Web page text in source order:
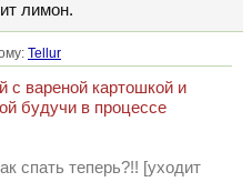
лимон.
Tellur
с вареной картошкой и
будучи в процессе
спать теперь?!! [уходит